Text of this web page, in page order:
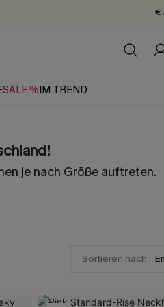
€
SALE %IM TREND
je nach Größe auftreten.
Sortieren nach :